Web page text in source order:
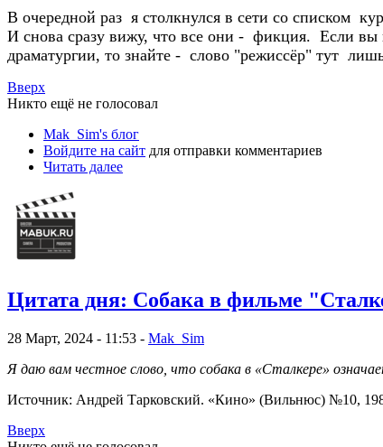
В очередной раз я столкнулся в сети со списком
И снова сразу вижу, что все они - фикция. Если вы
драматургии, то знайте - слово "режиссёр" тут
Вверх
Никто ещё не голосовал
Mak_Sim's блог
Войдите на сайт для отправки комментариев
Читать далее
Цитата дня: Собака в фильме
28 Март, 2024 - 11:53 - Mak_Sim
Я даю вам честное слово, что собака в «Сталкере»
Источник: Андрей Тарковский. «Кино» (Вильнюс) №10,
Вверх